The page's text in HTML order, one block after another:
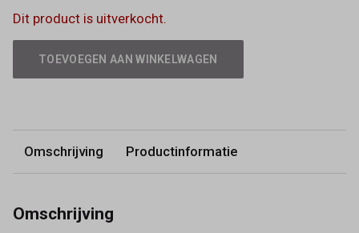
Dit product is uitverkocht.
TOEVOEGEN AAN WINKELWAGEN
Omschrijving Productinformatie
Omschrijving